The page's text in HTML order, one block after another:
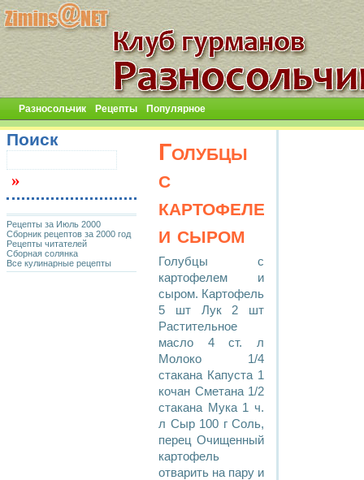
Разносольчик Рецепты Популярное
Голубцы
с
картофелем
и сыром
Голубцы с
картофелем и
сыром. Картофель
5 шт Лук 2 шт
Растительное
масло 4 ст. л
Молоко 1/4
стакана Капуста 1
кочан Сметана 1/2
стакана Мука 1 ч.
л Сыр 100 г Соль,
перец Очищенный
картофель
отварить на пару и
Поиск
Рецепты за Июль 2000
Сборник рецептов за 2000 год
Рецепты читателей
Сборная солянка
Все кулинарные рецепты